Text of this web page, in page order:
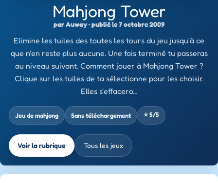
Mahjong Tower
par Auway · publié le 7 octobre 2009
Elimine les tuiles des toutes les tours du jeu jusqu'à ce
que n'en reste plus aucune. Une fois terminé tu passeras
au niveau suivant. Comment jouer à Mahjong Tower ?
Clique sur les tuiles de ta sélectionne pour les choisir.
Elles s'effacero…
Jeu de mahjong Sans téléchargement ⭐ 5/5
Voir la rubrique Tous les jeux